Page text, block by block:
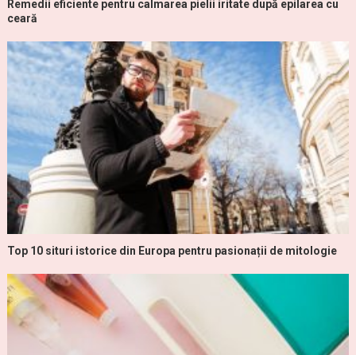
Remedii eficiente pentru calmarea pielii iritate după epilarea cu
ceară
Top 10 situri istorice din Europa pentru pasionații de mitologie